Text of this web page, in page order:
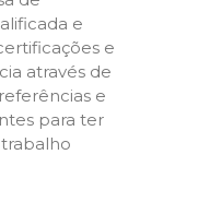
e
e
através de
e
para ter